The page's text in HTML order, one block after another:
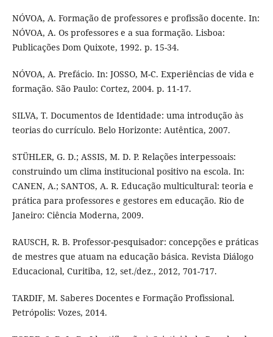
NÓVOA, A. Formação de professores e profissão docente. In:
NÓVOA, A. Os professores e a sua formação. Lisboa:
Publicações Dom Quixote, 1992. p. 15-34.
NÓVOA, A. Prefácio. In: JOSSO, M-C. Experiências de vida e
formação. São Paulo: Cortez, 2004. p. 11-17.
SILVA, T. Documentos de Identidade: uma introdução às
teorias do currículo. Belo Horizonte: Autêntica, 2007.
STÜHLER, G. D.; ASSIS, M. D. P. Relações interpessoais:
construindo um clima institucional positivo na escola. In:
CANEN, A.; SANTOS, A. R. Educação multicultural: teoria e
prática para professores e gestores em educação. Rio de
Janeiro: Ciência Moderna, 2009.
RAUSCH, R. B. Professor-pesquisador: concepções e práticas
de mestres que atuam na educação básica. Revista Diálogo
Educacional, Curitiba, 12, set./dez., 2012, 701-717.
TARDIF, M. Saberes Docentes e Formação Profissional.
Petrópolis: Vozes, 2014.